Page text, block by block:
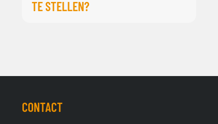
TE STELLEN?
CONTACT